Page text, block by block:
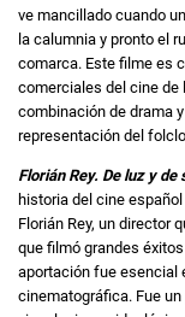
ve mancillado cuando
la calumnia y pronto el
comarca. Este filme es
comerciales del cine de
combinación de drama
representación del
Florián Rey. De luz y de
historia del cine
Florián Rey, un director
que filmó grandes
aportación fue esencial
cinematográfica. Fue